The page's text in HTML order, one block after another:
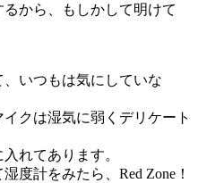
から、もしかして明けて
いつもは気にしていな
クは湿気に弱くデリケート
れてあります。
度計をみたら、Red Zone！